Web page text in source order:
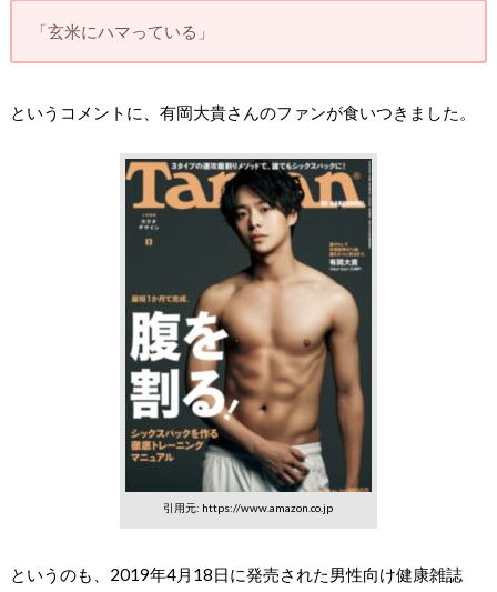
「玄米にハマっている」
というコメントに、有岡大貴さんのファンが食いつきました。
引用元: https://www.amazon.co.jp
というのも、2019年4月18日に発売された男性向け健康雑誌